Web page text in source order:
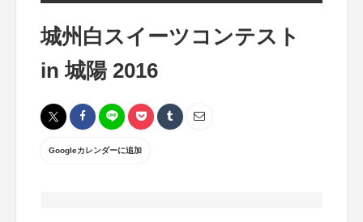
城州白スイーツコンテスト
in 城陽 2016
Googleカレンダーに追加